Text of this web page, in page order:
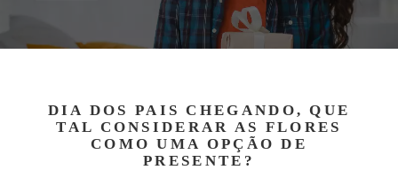
DIA DOS PAIS CHEGANDO, QUE
TAL CONSIDERAR AS FLORES
COMO UMA OPÇÃO DE
PRESENTE?